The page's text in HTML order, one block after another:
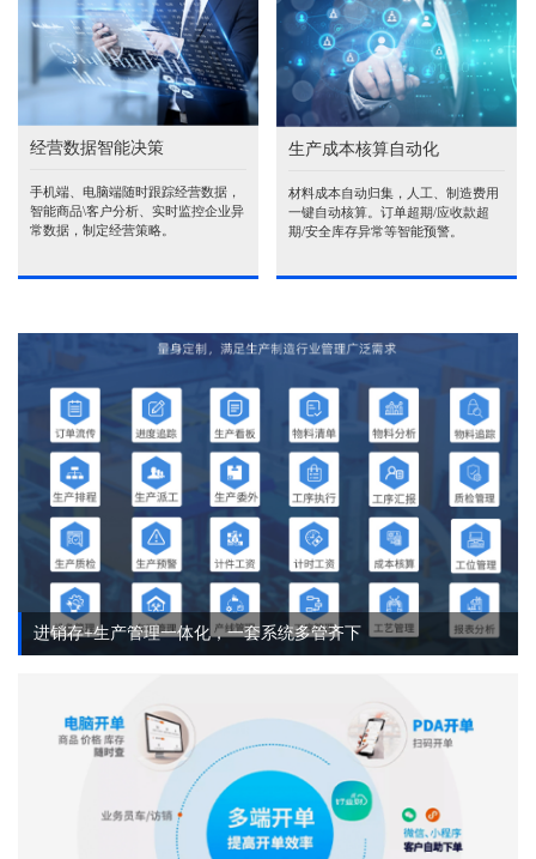
经营数据智能决策
手机端、电脑端随时跟踪经营数据，
智能商品\客户分析、实时监控企业异
常数据，制定经营策略。
生产成本核算自动化
材料成本自动归集，人工、制造费用
一键自动核算。订单超期/应收款超
期/安全库存异常等智能预警。
进销存+生产管理一体化，一套系统多管齐下